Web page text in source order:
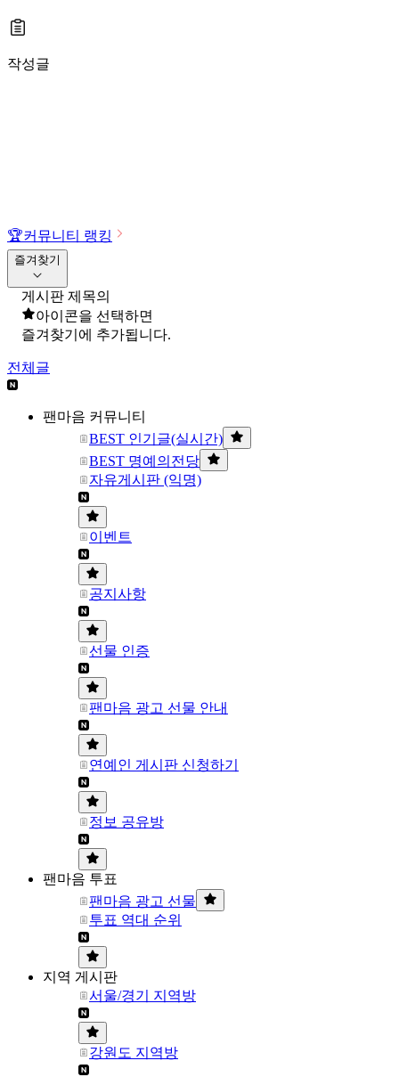
작성글
🏆커뮤니티 랭킹
즐겨찾기
게시판 제목의
아이콘을 선택하면
즐겨찾기에 추가됩니다.
전체글
팬마음 커뮤니티
BEST 인기글(실시간)
BEST 명예의전당
자유게시판 (익명)
이벤트
공지사항
선물 인증
팬마음 광고 선물 안내
연예인 게시판 신청하기
정보 공유방
팬마음 투표
팬마음 광고 선물
투표 역대 순위
지역 게시판
서울/경기 지역방
강원도 지역방